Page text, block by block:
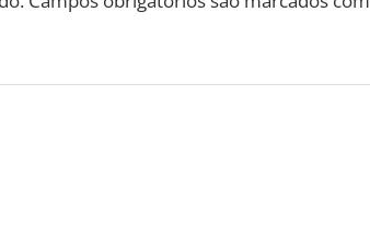
Campos obrigatórios são marcados com